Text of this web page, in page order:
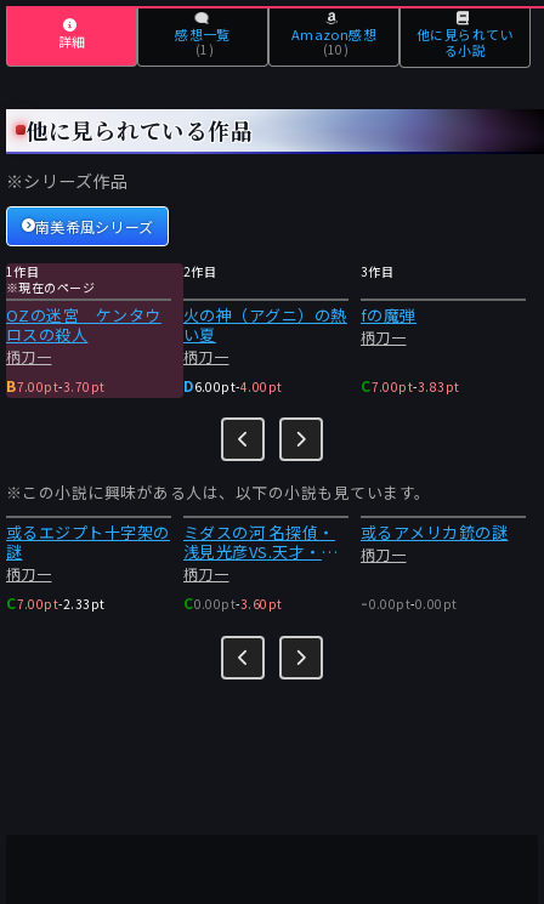
詳細 感想一覧
(1)
Amazon感想
(10)
他に見られてい
る小説
他に見られている作品
※シリーズ作品
南美希風シリーズ
1作目
※現在のページ
OZの迷宮 ケンタウ
ロスの殺人
柄刀一
B7.00pt-3.70pt
2作目
火の神（アグニ）の熱
い夏
柄刀一
D6.00pt-4.00pt
3作目
fの魔弾
柄刀一
C7.00pt-3.83pt
※この小説に興味がある人は、以下の小説も見ています。
或るエジプト十字架の
謎
柄刀一
C7.00pt-2.33pt
ミダスの河 名探偵・
浅見光彦VS.天才・天
地龍之介
柄刀一
C0.00pt-3.60pt
或るアメリカ銃の謎
柄刀一
-0.00pt-0.00pt